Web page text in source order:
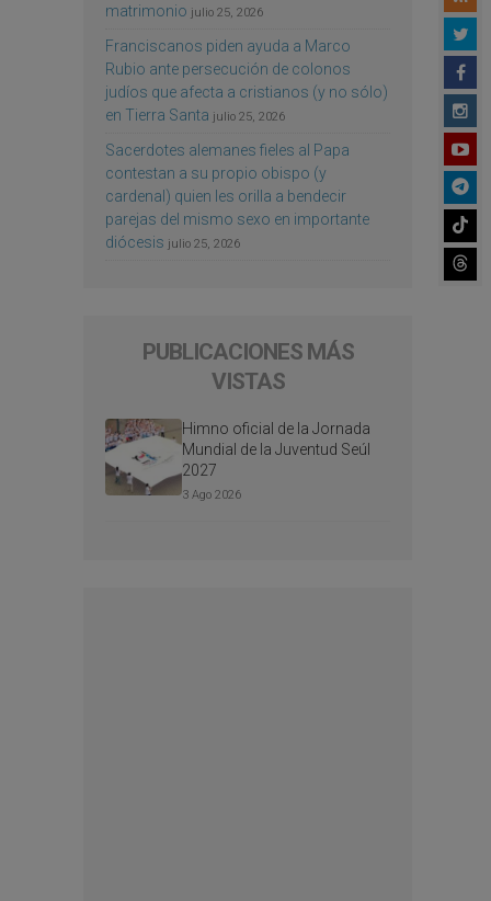
matrimonio julio 25, 2026
Franciscanos piden ayuda a Marco
Rubio ante persecución de colonos
judíos que afecta a cristianos (y no sólo)
en Tierra Santa julio 25, 2026
Sacerdotes alemanes fieles al Papa
contestan a su propio obispo (y
cardenal) quien les orilla a bendecir
parejas del mismo sexo en importante
diócesis julio 25, 2026
PUBLICACIONES MÁS
VISTAS
Himno oficial de la Jornada
Mundial de la Juventud Seúl
2027
3 Ago 2026